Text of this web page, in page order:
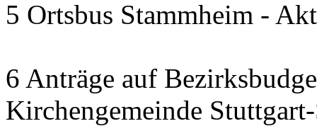
5 Ortsbus Stammheim -
6 Anträge auf
Kirchengemeinde